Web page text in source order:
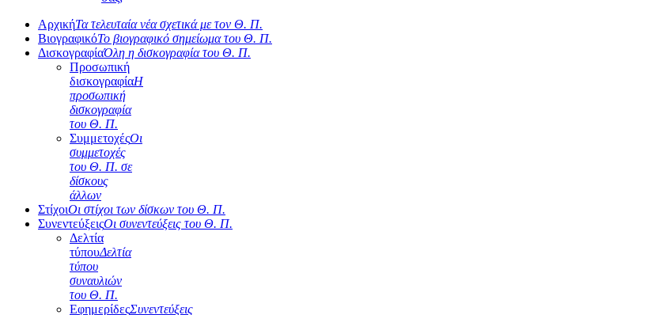
ΑρχικήΤα τελευταία νέα σχετικά με τον Θ. Π.
ΒιογραφικόΤο βιογραφικό σημείωμα του Θ. Π.
ΔισκογραφίαΌλη η δισκογραφία του Θ. Π.
Προσωπική
δισκογραφίαΗ
προσωπική
δισκογραφία
του Θ. Π.
ΣυμμετοχέςΟι
συμμετοχές
του Θ. Π. σε
δίσκους
άλλων
ΣτίχοιΟι στίχοι των δίσκων του Θ. Π.
ΣυνεντεύξειςΟι συνεντεύξεις του Θ. Π.
Δελτία
τύπουΔελτία
τύπου
συναυλιών
του Θ. Π.
ΕφημερίδεςΣυνεντεύξεις